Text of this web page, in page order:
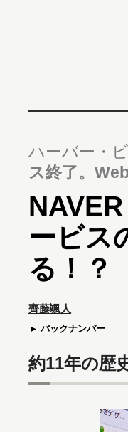
ハーバー・
ス終了。
ービス
る！？
齊藤颯人
バックナンバー
約11年の歴